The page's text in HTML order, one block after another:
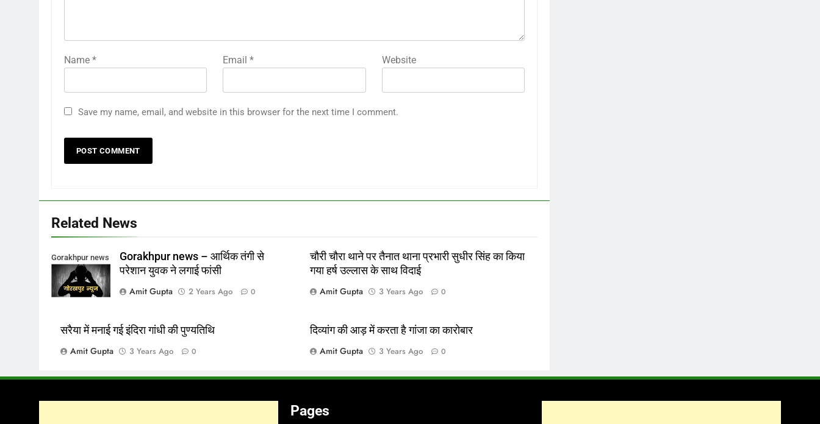
Name * Email* Website
Save my name, email, and website in this browser for the next time I comment.
Related News
Gorakhpur news
Gorakhpur news – आर्थिक तंगी से
परेशान युवक ने लगाई फांसी
Amit Gupta
2 Years Ago 0
चौरी चौरा थाने पर तैनात थाना प्रभारी सुधीर सिंह का किया
गया हर्ष उल्लास के साथ विदाई
Amit Gupta
3 Years Ago 0
सरैया में मनाई गई इंदिरा गांधी की पुण्यतिथि
Amit Gupta
3 Years Ago 0
दिव्यांग की आड़ में करता है गांजा का कारोबार
Amit Gupta
3 Years Ago 0
Pages